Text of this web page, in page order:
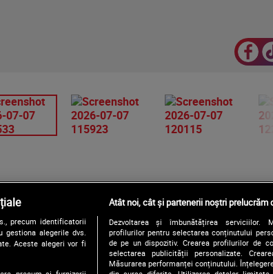
Urmărește-ne și pe:
precum identificatorii
gestiona alegerile dvs.
Aceste alegeri vor fi
Atât noi, cât și partenerii noștri prelucrăm
Dezvoltarea și îmbunătățirea serviciilor.
profilurilor pentru selectarea conținutului
de pe un dispozitiv. Crearea profilurilor de
selectarea publicității personalizate.
Măsurarea performanței conținutului.